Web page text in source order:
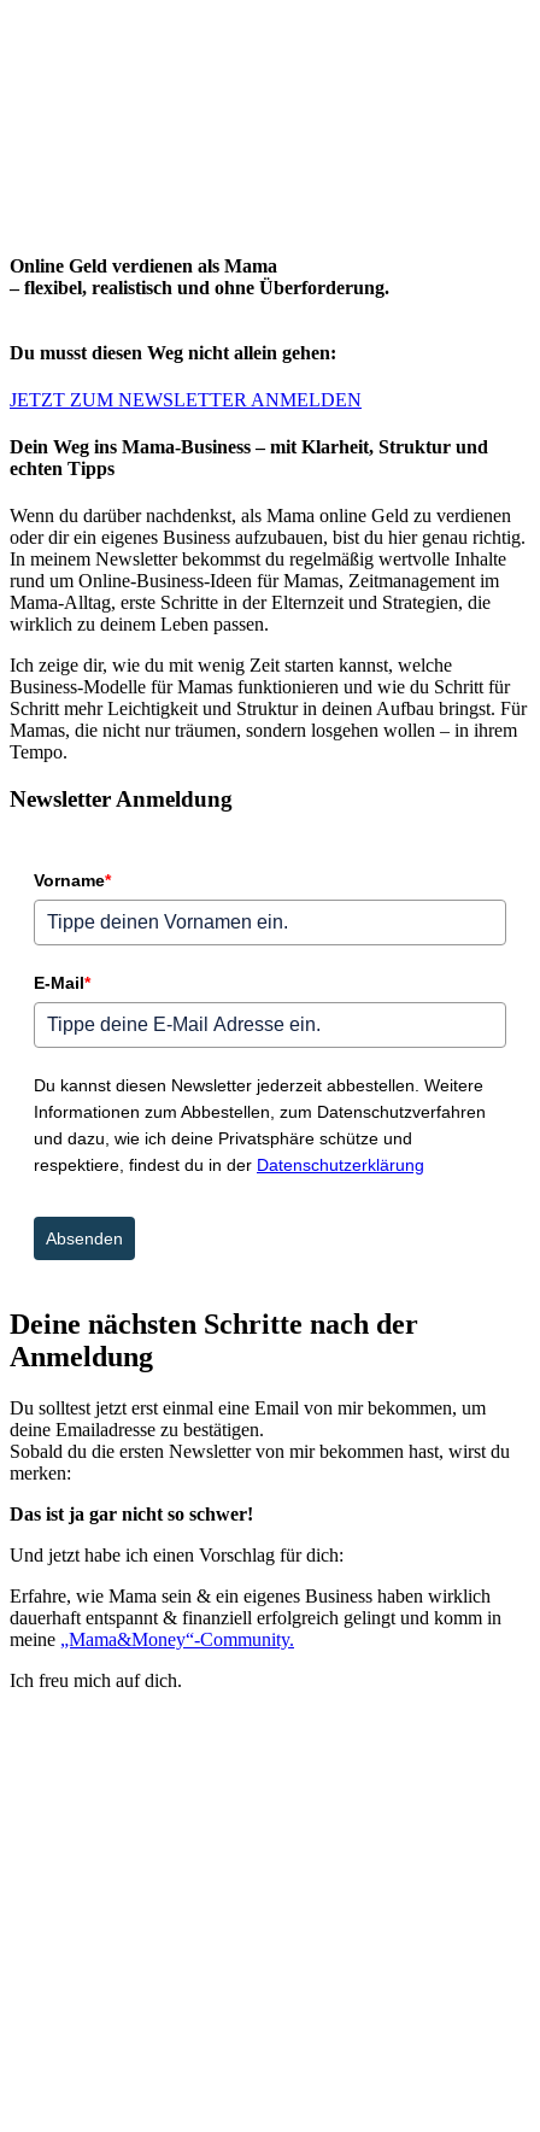
Online Geld verdienen als Mama
– flexibel, realistisch und ohne Überforderung.
Du musst diesen Weg nicht allein gehen:
JETZT ZUM NEWSLETTER ANMELDEN
Dein Weg ins Mama‑Business – mit Klarheit, Struktur und
echten Tipps
Wenn du darüber nachdenkst, als Mama online Geld zu verdienen
oder dir ein eigenes Business aufzubauen, bist du hier genau richtig.
In meinem Newsletter bekommst du regelmäßig wertvolle Inhalte
rund um Online‑Business‑Ideen für Mamas, Zeitmanagement im
Mama‑Alltag, erste Schritte in der Elternzeit und Strategien, die
wirklich zu deinem Leben passen.
Ich zeige dir, wie du mit wenig Zeit starten kannst, welche
Business‑Modelle für Mamas funktionieren und wie du Schritt für
Schritt mehr Leichtigkeit und Struktur in deinen Aufbau bringst. Für
Mamas, die nicht nur träumen, sondern losgehen wollen – in ihrem
Tempo.
Newsletter Anmeldung
Vorname*
E-Mail*
Du kannst diesen Newsletter jederzeit abbestellen. Weitere
Informationen zum Abbestellen, zum Datenschutzverfahren
und dazu, wie ich deine Privatsphäre schütze und
respektiere, findest du in der Datenschutzerklärung
Absenden
Deine nächsten Schritte nach der
Anmeldung
Du solltest jetzt erst einmal eine Email von mir bekommen, um
deine Emailadresse zu bestätigen.
Sobald du die ersten Newsletter von mir bekommen hast, wirst du
merken:
Das ist ja gar nicht so schwer!
Und jetzt habe ich einen Vorschlag für dich:
Erfahre, wie Mama sein & ein eigenes Business haben wirklich
dauerhaft entspannt & finanziell erfolgreich gelingt und komm in
meine „Mama&Money“-Community.
Ich freu mich auf dich.